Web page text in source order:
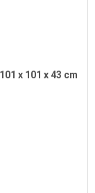
x 101 x 43 cm